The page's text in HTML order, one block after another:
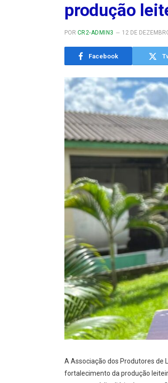
produção
POR CR2-ADMIN3 12 DE
Facebook
A Associação dos Produtores de
fortalecimento da produção